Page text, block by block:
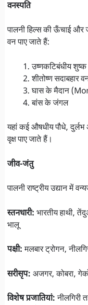
वनस्पति
पालनी हिल्स की ऊँचाई और
वन पाए जाते हैं:
उष्णकटिबंधीय
शीतोष्ण सदाबहार
घास के मैदान
बांस के जंगल
यहां कई औषधीय पौधे,
वृक्ष पाए जाते हैं।
जीव-जंतु
पालनी राष्ट्रीय उद्यान में
स्तनधारी: भारतीय हाथी,
भालू
पक्षी:मलबार ट्रोगन,
सरीसृप: अजगर, कोबरा,
विशेष प्रजातियां:नीलगिरी